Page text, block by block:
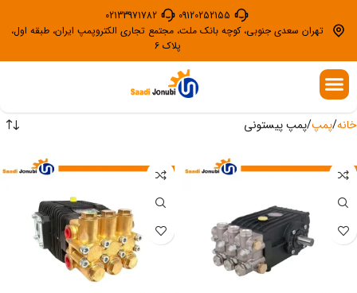
09120252155
02133971782
تهران سعدی جنوبی، کوچه بانک ملت، مجتمع تجاری الکتروپمپ ایران، طبقه اول،
پلاک 6
خانه پمپ پمپ پیستونی